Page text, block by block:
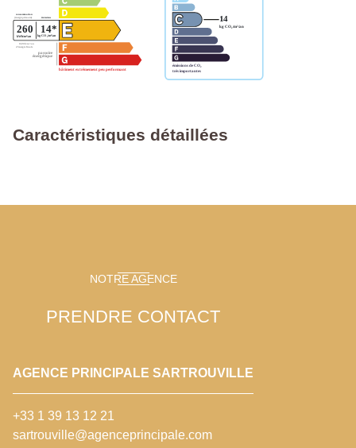
Caractéristiques détaillées
NOTRE AGENCE
PRENDRE CONTACT
AGENCE PRINCIPALE SARTROUVILLE
+33 1 39 13 12 21
sartrouville@agenceprincipale.com